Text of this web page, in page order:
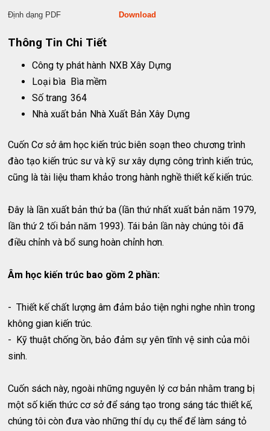
Định dạng PDF Download
Thông Tin Chi Tiết
Công ty phát hành NXB Xây Dựng
Loại bìa Bìa mềm
Số trang 364
Nhà xuất bản Nhà Xuất Bản Xây Dựng
Cuốn Cơ sở âm học kiến trúc biên soạn theo chương trình
đào tạo kiến trúc sư và kỹ sư xây dựng công trình kiến trúc,
cũng là tài liệu tham khảo trong hành nghề thiết kế kiến trúc.
Đây là lần xuất bản thứ ba (lần thứ nhất xuất bản năm 1979,
lần thứ 2 tối bản năm 1993). Tái bản lần này chúng tôi đã
điều chỉnh và bổ sung hoàn chỉnh hơn.
Âm học kiến trúc bao gồm 2 phần:
- Thiết kế chất lượng âm đảm bảo tiện nghi nghe nhìn trong
không gian kiến trúc.
- Kỹ thuật chống ồn, bảo đảm sự yên tĩnh vệ sinh của môi
sinh.
Cuốn sách này, ngoài những nguyên lý cơ bản nhằm trang bị
một số kiến thức cơ sở để sáng tạo trong sáng tác thiết kế,
chúng tôi còn đưa vào những thí dụ cụ thể để làm sáng tỏ